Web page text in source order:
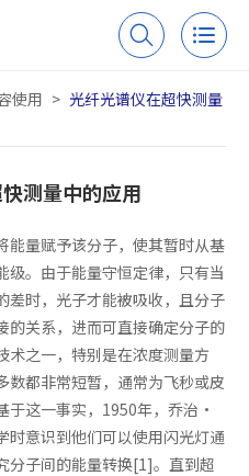
使用 > 光纤光谱仪在超快测量
测量中的应用
能量赋予该分子，使其暂时从基
级。由于能量守恒定律，只有当
差时，光子才能被吸收，且分子
的关系，进而可直接确定分子的
术之一，特别是在浓度测量方
数都非常短暂，通常为飞秒或皮
于这一事实，1950年，乔治·
意识到他们可以使用闪光灯通
分子间的能量转换[1]。直到超